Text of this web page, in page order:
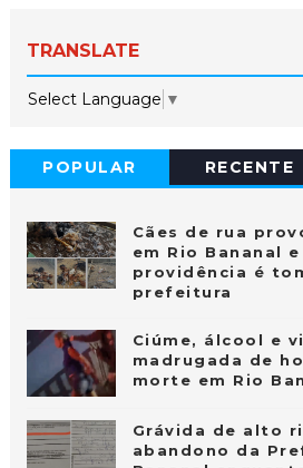
TRANSLATE
Select Language ▼
POPULAR RECENTE
Cães de rua
em Rio Bananal
providência é
prefeitura
Ciúme, álcool e
madrugada de
morte em Rio
Grávida de alto
abandono da